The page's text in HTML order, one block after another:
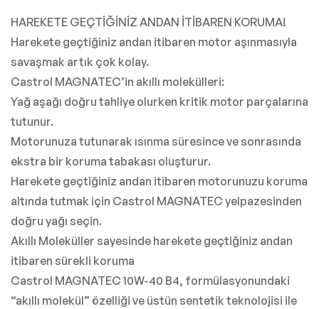
HAREKETE GEÇTİĞİNİZ ANDAN İTİBAREN KORUMA!
Harekete geçtiğiniz andan itibaren motor aşınmasıyla
savaşmak artık çok kolay.
Castrol MAGNATEC’in akıllı molekülleri:
Yağ aşağı doğru tahliye olurken kritik motor parçalarına
tutunur.
Motorunuza tutunarak ısınma süresince ve sonrasında
ekstra bir koruma tabakası oluşturur.
Harekete geçtiğiniz andan itibaren motorunuzu koruma
altında tutmak için Castrol MAGNATEC yelpazesinden
doğru yağı seçin.
Akıllı Moleküller sayesinde harekete geçtiğiniz andan
itibaren sürekli koruma
Castrol MAGNATEC 10W-40 B4, formülasyonundaki
“akıllı molekül” özelliği ve üstün sentetik teknolojisi ile